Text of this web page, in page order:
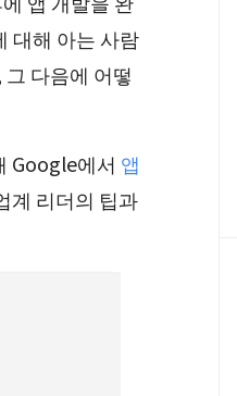
대해 아는 사람
다음에 어떻
Google에서 앱
계 리더의 팁과